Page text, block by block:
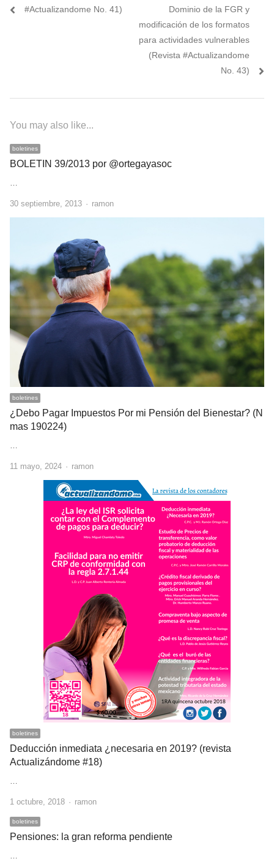
#Actualizandome No. 41)
Dominio de la FGR y
modificación de los formatos
para actividades vulnerables
(Revista #Actualizandome
No. 43)
You may also like...
boletines
BOLETIN 39/2013 por @ortegayasoc
30 septiembre, 2013 Author
ramon
boletines
¿Debo Pagar Impuestos Por mi Pensión del Bienestar? (N
mas 190224)
…
11 mayo, 2024 Author
ramon
boletines
Deducción inmediata ¿necesaria en 2019? (revista
Actualizándome #18)
…
1 octubre, 2018 Author
ramon
boletines
Pensiones: la gran reforma pendiente
…